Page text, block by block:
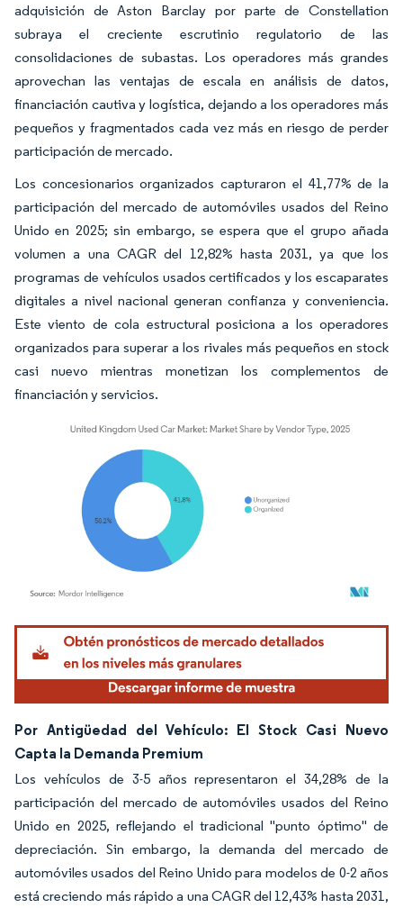
adquisición de Aston Barclay por parte de Constellation
subraya el creciente escrutinio regulatorio de las
consolidaciones de subastas. Los operadores más grandes
aprovechan las ventajas de escala en análisis de datos,
financiación cautiva y logística, dejando a los operadores más
pequeños y fragmentados cada vez más en riesgo de perder
participación de mercado.
Los concesionarios organizados capturaron el 41,77% de la
participación del mercado de automóviles usados del Reino
Unido en 2025; sin embargo, se espera que el grupo añada
volumen a una CAGR del 12,82% hasta 2031, ya que los
programas de vehículos usados certificados y los escaparates
digitales a nivel nacional generan confianza y conveniencia.
Este viento de cola estructural posiciona a los operadores
organizados para superar a los rivales más pequeños en stock
casi nuevo mientras monetizan los complementos de
financiación y servicios.
Imagen © Mordor Intelligence. El uso requiere atribución según CC BY 4.0.
Por Antigüedad del Vehículo: El Stock Casi Nuevo
Capta la Demanda Premium
Los vehículos de 3-5 años representaron el 34,28% de la
participación del mercado de automóviles usados del Reino
Unido en 2025, reflejando el tradicional "punto óptimo" de
depreciación. Sin embargo, la demanda del mercado de
automóviles usados del Reino Unido para modelos de 0-2 años
está creciendo más rápido a una CAGR del 12,43% hasta 2031,